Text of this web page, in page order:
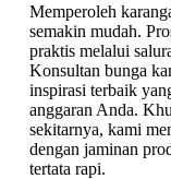
Memperoleh
semakin mudah.
praktis melalui
Konsultan bunga
inspirasi terbaik
anggaran Anda.
sekitarnya, kami
dengan jaminan
tertata rapi.